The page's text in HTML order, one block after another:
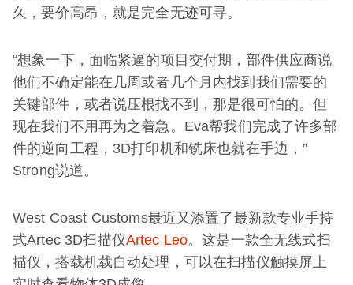
久，要价高昂，就是完全无迹可寻。
“想象一下，面临紧逼的项目交付期，部件供应商说
他们不确定能在几周或者几个月内找到我们需要的
关键部件，或者说压根找不到，那是很可怕的。但
现在我们不用再为之着急。Eva帮我们完成了许多部
件的逆向工程，3D打印机和铣床也就在手边，”
Strong说道。
West Coast Customs最近又添置了最新款专业手持
式Artec 3D扫描仪Artec Leo。这是一款全无线式扫
描仪，搭载机载自动处理，可以在扫描仪触摸屏上